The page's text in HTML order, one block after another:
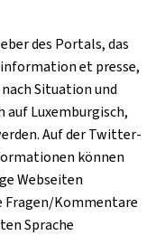
des Portals, das
et presse,
Situation und
Luxemburgisch,
Auf der Twitter-
können
Webseiten
Fragen/Kommentare
Sprache